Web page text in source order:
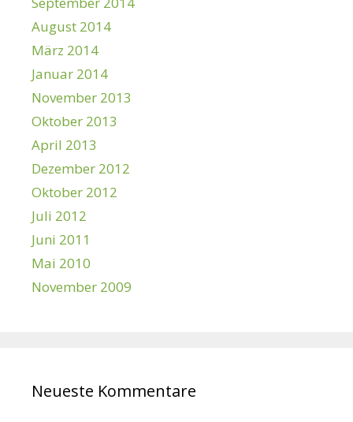
August 2014
März 2014
Januar 2014
November 2013
Oktober 2013
April 2013
Dezember 2012
Oktober 2012
Juli 2012
Juni 2011
Mai 2010
November 2009
Neueste Kommentare